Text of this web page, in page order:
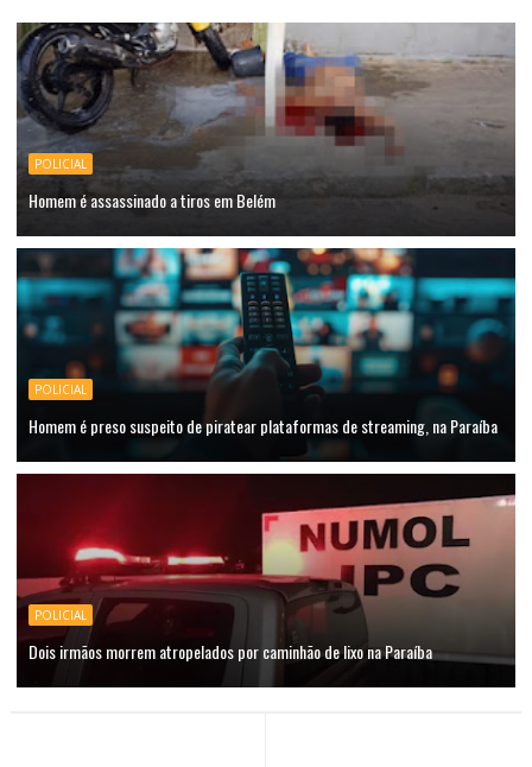
POLICIAL
Homem é assassinado a tiros em Belém
POLICIAL
Homem é preso suspeito de piratear plataformas de streaming, na Paraíba
POLICIAL
Dois irmãos morrem atropelados por caminhão de lixo na Paraíba